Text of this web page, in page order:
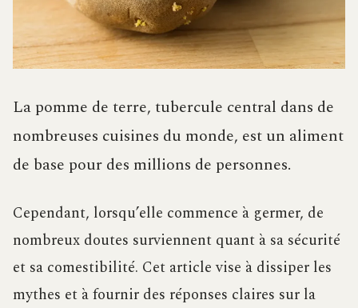
La pomme de terre, tubercule central dans de
nombreuses cuisines du monde, est un aliment
de base pour des millions de personnes.
Cependant, lorsqu’elle commence à germer, de
nombreux doutes surviennent quant à sa sécurité
et sa comestibilité. Cet article vise à dissiper les
mythes et à fournir des réponses claires sur la